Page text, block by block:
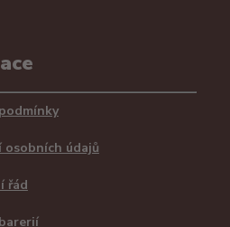
osobních údajů
řád